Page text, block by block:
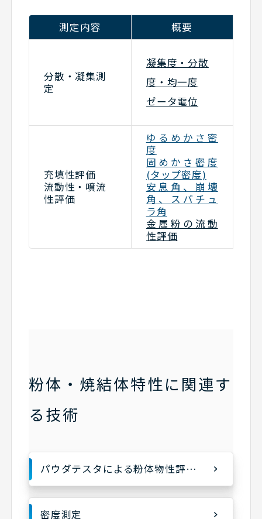
測定内容 概要
分散・凝集測
定
凝集度・分散
度・均一度
ゼータ電位
充填性評価
流動性・噴流
性評価
ゆるめかさ密
度
固めかさ密度
(タップ密度)
安息角、崩壊
角、スパチュ
ラ角
金属粉の流動
性評価
粉体・焼結体特性に関連す
る技術
パウダテスタによる粉体物性評価(流動性・噴流性)
密度測定